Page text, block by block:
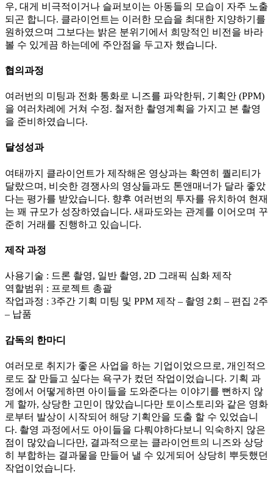
우, 대게 비극적이거나 슬퍼보이는 아동들의 모습이 자주 노출
되곤 합니다. 클라이언트는 이러한 모습을 최대한 지양하기를
원하였으며 그보다는 밝은 분위기에서 희망적인 비전을 바라
볼 수 있게끔 하는데에 주안점을 두고자 했습니다.
협의과정
여러번의 미팅과 전화 통화로 니즈를 파악한뒤, 기획안 (PPM)
을 여러차례에 거쳐 수정. 철저한 촬영계획을 가지고 본 촬영
을 준비하였습니다.
달성성과
여태까지 클라이언트가 제작해온 영상과는 확연히 퀄리티가
달랐으며, 비슷한 경쟁사의 영상들과도 톤앤매너가 달라 좋았
다는 평가를 받았습니다. 향후 여러번의 투자를 유치하여 현재
는 꽤 규모가 성장하였습니다. 새파도와는 관계를 이어오며 꾸
준히 거래를 진행하고 있습니다.
제작 과정
사용기술 : 드론 촬영, 일반 촬영, 2D 그래픽 심화 제작
역할범위 : 프로젝트 총괄
작업과정 : 3주간 기획 미팅 및 PPM 제작 – 촬영 2회 – 편집 2주
– 납품
감독의 한마디
여러모로 취지가 좋은 사업을 하는 기업이었으므로, 개인적으
로도 잘 만들고 싶다는 욕구가 컸던 작업이었습니다. 기획 과
정에서 어떻게하면 아이들을 도와준다는 이야기를 뻔하지 않
게 할까, 상당한 고민이 많았습니다만 토이스토리와 같은 영화
로부터 발상이 시작되어 해당 기획안을 도출 할 수 있었습니
다. 촬영 과정에서도 아이들을 다뤄야하다보니 익숙하지 않은
점이 많았습니다만, 결과적으로는 클라이언트의 니즈와 상당
히 부합하는 결과물을 만들어 낼 수 있게되어 상당히 뿌듯했던
작업이었습니다.